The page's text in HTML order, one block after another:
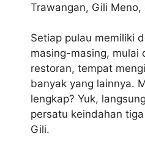
Trawangan, Gili Meno,
Setiap pulau memiliki
masing-masing, mulai
restoran, tempat
banyak yang lainnya.
lengkap? Yuk,
persatu keindahan
Gili.